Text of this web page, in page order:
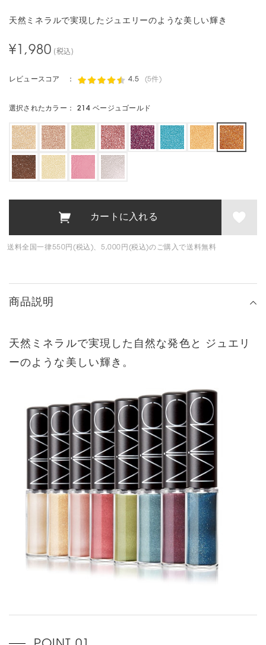
天然ミネラルで実現したジュエリーのような美しい輝き
¥1,980 (税込)
選択されたカラー： 214 ベージュゴールド
送料全国一律550円(税込)、5,000円(税込)のご購入で送料無料
商品説明
天然ミネラルで実現した自然な発色と
ジュエリ
ーのような美しい輝き。
レビュースコア ： 4.5 (5件)